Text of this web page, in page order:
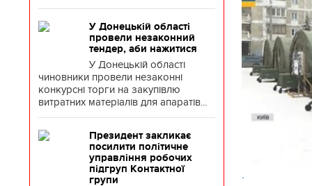
У Донецькій області
провели незаконний
тендер, аби нажитися
У Донецькій області
чиновники провели незаконні
конкурсні торги на закупівлю
витратних матеріалів для апаратів...
Президент закликає
посилити політичне
управління робочих
підгруп Контактної
групи
.